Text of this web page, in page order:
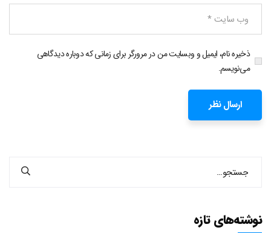
ذخیره نام، ایمیل و وبسایت من در مرورگر برای زمانی که دوباره دیدگاهی
می‌نویسم.
نوشته‌های تازه